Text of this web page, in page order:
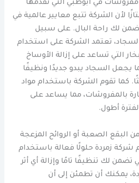
في ابوظبي التي تقدمها
لأن الشركة تتبع معايير عالمية في
لك راحة البال. على سبيل
تعتمد الشركة على استخدام
التي تساعد على إزالة الأوساخ
يجعل السجاد يبدو جديدًا ونظيفًا
كما تقوم الشركة باستخدام مواد
بالمفروشات، مما يساعد على
أطول.
البقع الصعبة أو الروائح المزعجة
شركة زمردة حلولًا فعالة باستخدام
تضمن لك تنظيفًا تامًا وإزالة أي أثر
يمكنك أن تطمئن إلى أن